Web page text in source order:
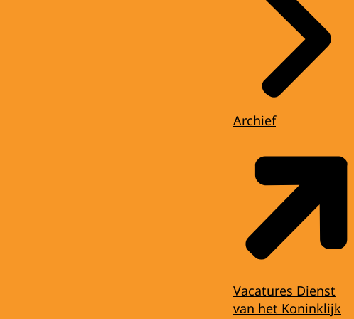
Archief
Vacatures Dienst
van het Koninklijk